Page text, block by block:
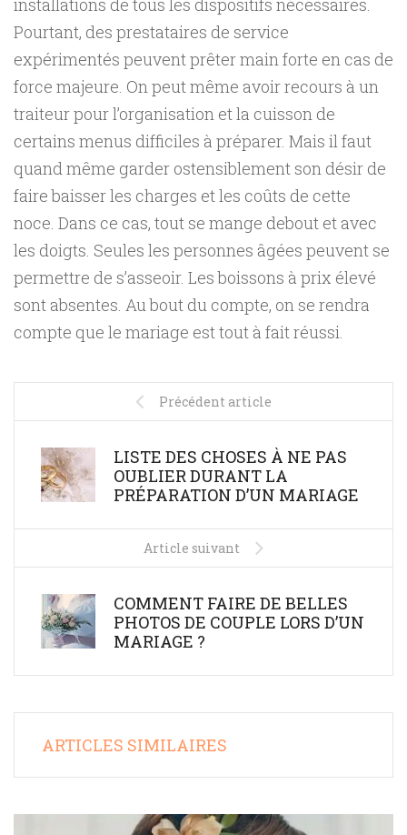
installations de tous les dispositifs nécessaires.
Pourtant, des prestataires de service
expérimentés peuvent prêter main forte en cas de
force majeure. On peut même avoir recours à un
traiteur pour l’organisation et la cuisson de
certains menus difficiles à préparer. Mais il faut
quand même garder ostensiblement son désir de
faire baisser les charges et les coûts de cette
noce. Dans ce cas, tout se mange debout et avec
les doigts. Seules les personnes âgées peuvent se
permettre de s’asseoir. Les boissons à prix élevé
sont absentes. Au bout du compte, on se rendra
compte que le mariage est tout à fait réussi.
Précédent article
LISTE DES CHOSES À NE PAS
OUBLIER DURANT LA
PRÉPARATION D’UN MARIAGE
Article suivant
COMMENT FAIRE DE BELLES
PHOTOS DE COUPLE LORS D’UN
MARIAGE ?
ARTICLES SIMILAIRES